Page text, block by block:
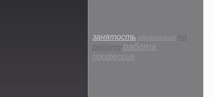
занятость образование на
работу работа
профессия